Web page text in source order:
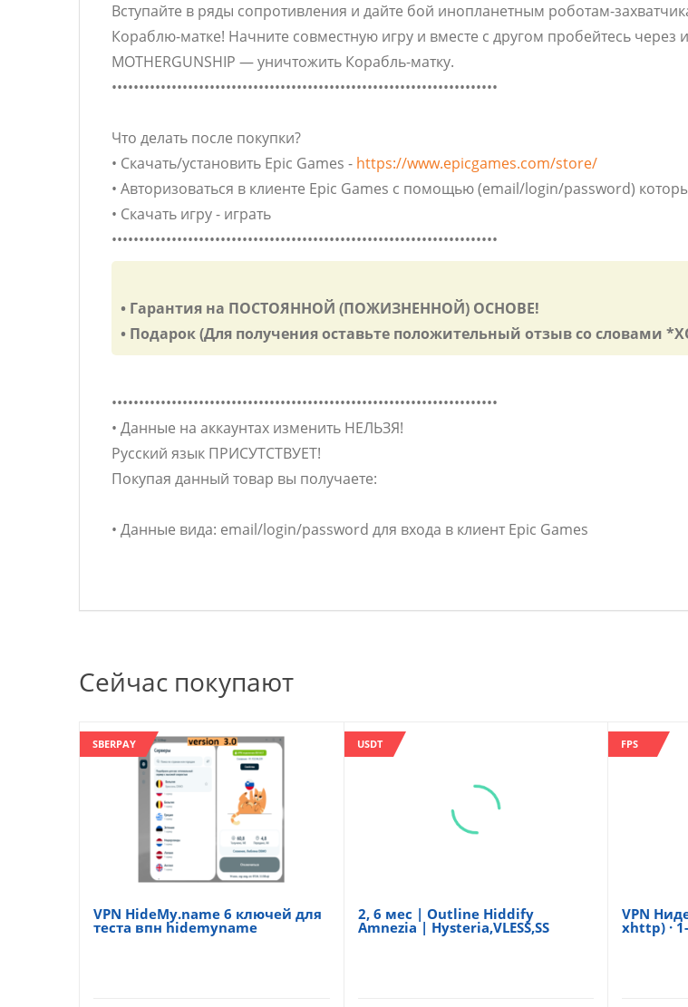
Вступайте в ряды сопротивления и дайте бой инопланетным роботам-
Кораблю-матке! Начните совместную игру и вместе с другом пробейтесь
MOTHERGUNSHIP — уничтожить Корабль-матку.
•••••••••••••••••••••••••••••••••••••••••••••••••••••••••••••••••••••••
Что делать после покупки?
• Скачать/установить Epic Games - https://www.epicgames.com/store/
• Авторизоваться в клиенте Epic Games с помощью (email/login/password)
• Скачать игру - играть
•••••••••••••••••••••••••••••••••••••••••••••••••••••••••••••••••••••••
• Гарантия на ПОСТОЯННОЙ (ПОЖИЗНЕННОЙ) ОСНОВЕ!
• Подарок (Для получения оставьте положительный отзыв со словами
•••••••••••••••••••••••••••••••••••••••••••••••••••••••••••••••••••••••
• Данные на аккаунтах изменить НЕЛЬЗЯ!
Русский язык ПРИСУТСТВУЕТ!
Покупая данный товар вы получаете:
• Данные вида: email/login/password для входа в клиент Epic Games
Сейчас покупают
SBERPAY
VPN HideMy.name 6 ключей для
теста впн hidemyname
USDT
2, 6 мес | Outline Hiddify
Amnezia | Hysteria,VLESS,SS
FPS
VPN
xhttp) · 1-